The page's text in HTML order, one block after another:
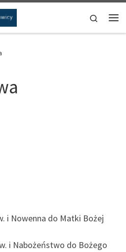
Search
i Nowenna do Matki Bożej
i Nabożeństwo do Bożego